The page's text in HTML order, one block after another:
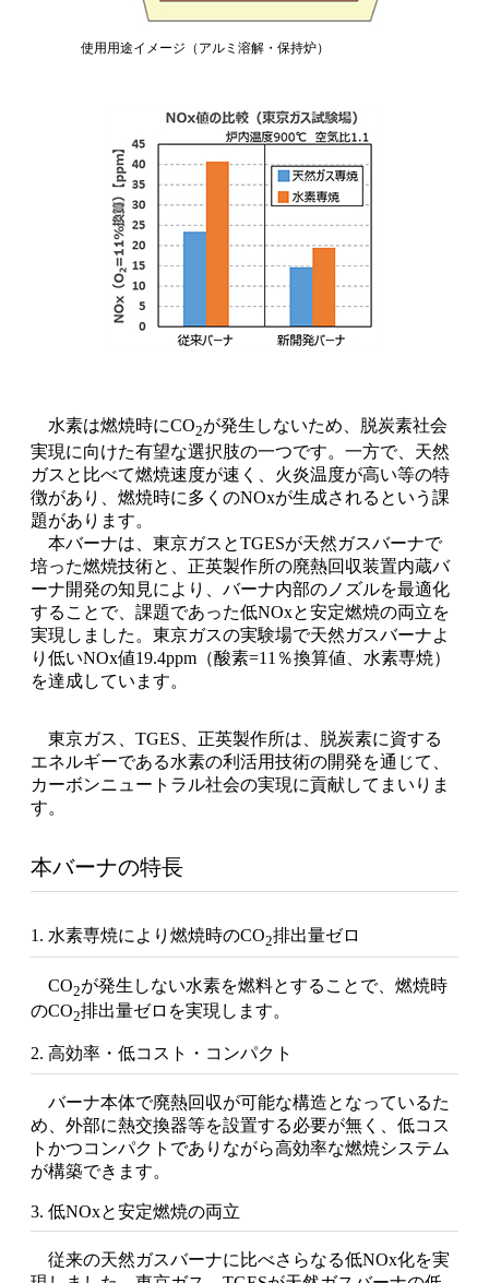
使用用途イメージ（アルミ溶解・保持炉）
水素は燃焼時にCO2が発生しないため、脱炭素社会
実現に向けた有望な選択肢の一つです。一方で、天然
ガスと比べて燃焼速度が速く、火炎温度が高い等の特
徴があり、燃焼時に多くのNOxが生成されるという課
題があります。
本バーナは、東京ガスとTGESが天然ガスバーナで
培った燃焼技術と、正英製作所の廃熱回収装置内蔵バ
ーナ開発の知見により、バーナ内部のノズルを最適化
することで、課題であった低NOxと安定燃焼の両立を
実現しました。東京ガスの実験場で天然ガスバーナよ
り低いNOx値19.4ppm（酸素=11％換算値、水素専焼）
を達成しています。
東京ガス、TGES、正英製作所は、脱炭素に資する
エネルギーである水素の利活用技術の開発を通じて、
カーボンニュートラル社会の実現に貢献してまいりま
す。
本バーナの特長
1. 水素専焼により燃焼時のCO2排出量ゼロ
CO2が発生しない水素を燃料とすることで、燃焼時
のCO2排出量ゼロを実現します。
2. 高効率・低コスト・コンパクト
バーナ本体で廃熱回収が可能な構造となっているた
め、外部に熱交換器等を設置する必要が無く、低コス
トかつコンパクトでありながら高効率な燃焼システム
が構築できます。
3. 低NOxと安定燃焼の両立
従来の天然ガスバーナに比べさらなる低NOx化を実